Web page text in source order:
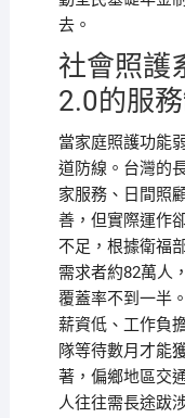
去。
社會照護
2.0的服
當家庭照護功能
道防線。台灣的
家服務、日間照
善，但實際運作
不足，根據衛福
需求者約82萬人
覆蓋率不到一半
薪資低、工作負
隊等待數月才能
著，偏鄉地區交
人往往需長途跋